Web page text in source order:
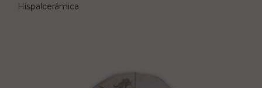
Hispalcerámica